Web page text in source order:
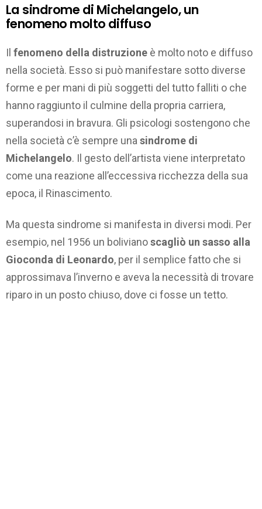
La sindrome di Michelangelo, un
fenomeno molto diffuso
Il fenomeno della distruzione è molto noto e diffuso
nella società. Esso si può manifestare sotto diverse
forme e per mani di più soggetti del tutto falliti o che
hanno raggiunto il culmine della propria carriera,
superandosi in bravura. Gli psicologi sostengono che
nella società c’è sempre unasindrome di
Michelangelo. Il gesto dell’artista viene interpretato
come una reazione all’eccessiva ricchezza della sua
epoca, il Rinascimento.
Ma questa sindrome si manifesta in diversi modi. Per
esempio, nel 1956 un bolivianoscagliò un sasso alla
Gioconda di Leonardo, per il semplice fatto che si
approssimava l’inverno e aveva la necessità di trovare
riparo in un posto chiuso, dove ci fosse un tetto.